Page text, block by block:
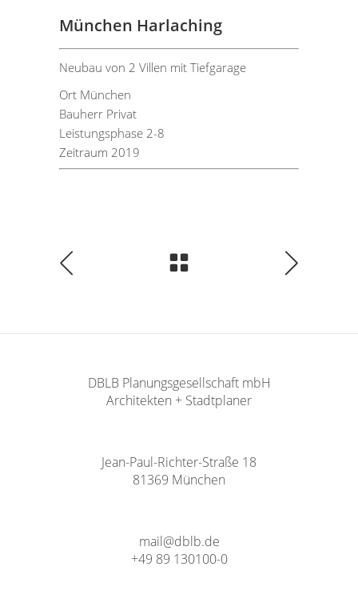
München Harlaching
Neubau von 2 Villen mit Tiefgarage
Ort München
Bauherr Privat
Leistungsphase 2-8
Zeitraum 2019
DBLB Planungsgesellschaft mbH
Architekten + Stadtplaner
Jean-Paul-Richter-Straße 18
81369 München
mail@dblb.de
+49 89 130100-0